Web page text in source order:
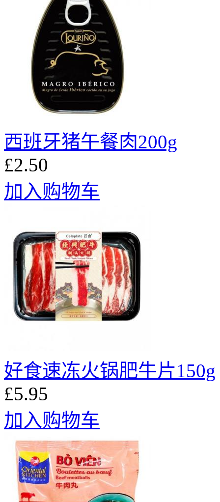
西班牙猪午餐肉200g
£2.50
加入购物车
好食速冻火锅肥牛片150g
£5.95
加入购物车